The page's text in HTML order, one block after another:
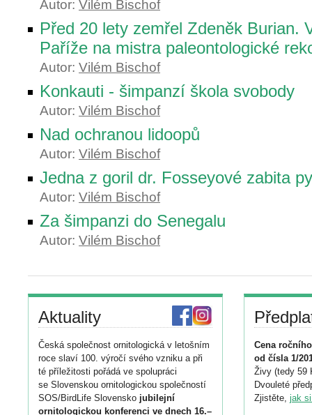
Autor: Vilém Bischof
Před 20 lety zemřel Zdeněk Burian.
Paříže na mistra paleontologické
Autor: Vilém Bischof
Konkauti - šimpanzí škola svobody
Autor: Vilém Bischof
Nad ochranou lidoopů
Autor: Vilém Bischof
Jedna z goril dr. Fosseyové zabita
Autor: Vilém Bischof
Za šimpanzi do Senegalu
Autor: Vilém Bischof
Aktuality
Česká společnost ornitologická v letošním
roce slaví 100. výročí svého vzniku a při
té příležitosti pořádá ve spolupráci
se Slovenskou ornitologickou společností
SOS/BirdLife Slovensko jubilejní
ornitologickou konferenci ve dnech 16.–
Cena
od čísla 1/
Živy (tedy 59
Dvouleté
Zjistěte, jak